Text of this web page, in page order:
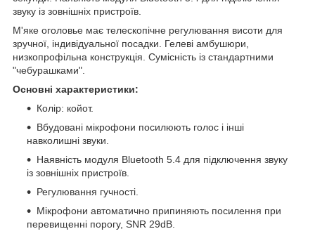
звуку із зовнішніх пристроїв.
М'яке оголовье має телескопічне регулювання висоти для
зручної, індивідуальної посадки. Гелеві амбушюри,
низкопрофільна конструкція. Сумісність із стандартними
"чебурашками".
Основні характеристики:
Колір: койот.
Вбудовані мікрофони посилюють голос і інші
навколишні звуки.
Наявність модуля Bluetooth 5.4 для підключення звуку
із зовнішніх пристроїв.
Регулювання гучності.
Мікрофони автоматично припиняють посилення при
перевищенні порогу, SNR 29dB.